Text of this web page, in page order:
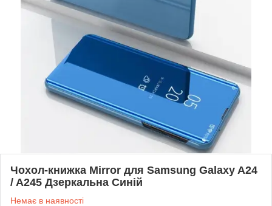
Чохол-книжка Mirror для Samsung Galaxy A24
/ A245 Дзеркальна Синій
Немає в наявності